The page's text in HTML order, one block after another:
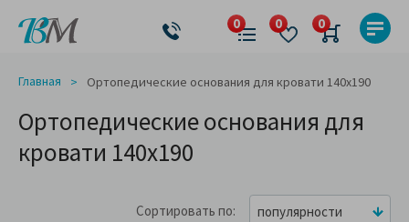
Главная Ортопедические основания для кровати 140x190
Ортопедические основания для
кровати 140x190
Сортировать по популярности